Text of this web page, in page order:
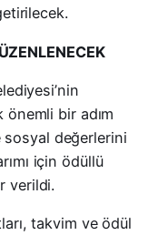
bir adım
sosyal değerlerini
için ödüllü
verildi.
takvim ve ödül